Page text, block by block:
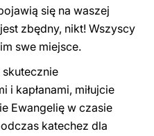
się na waszej
zbędny, nikt! Wszyscy
swe miejsce.
i kapłanami, miłujcie
Ewangelię w czasie
katechez dla